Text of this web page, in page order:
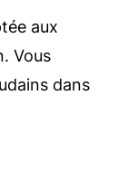
aux
Vous
dans